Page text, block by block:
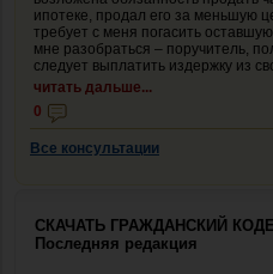
ипотеке, продал его за меньшую
требует с меня погасить
мне разобраться – поручитель,
следует выплатить издержку из
читать дальше...
0
Все консультации
СКАЧАТЬ ГРАЖДАНСКИЙ
Последняя редакция